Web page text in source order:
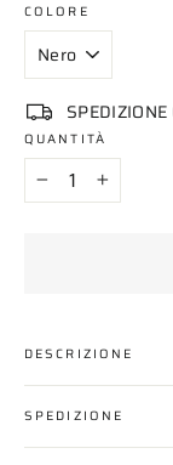
COLORE
QUANTITÀ
+
DESCRIZIONE
SPEDIZIONE